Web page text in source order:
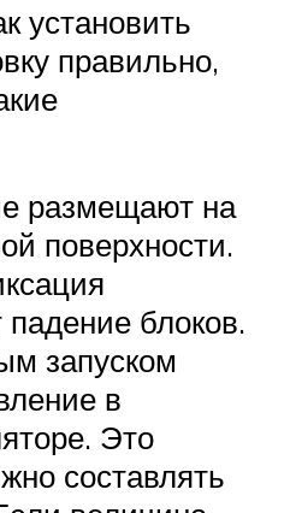
установить
правильно,
размещают на
поверхности.
падение блоков.
запуском
в
Это
составлять